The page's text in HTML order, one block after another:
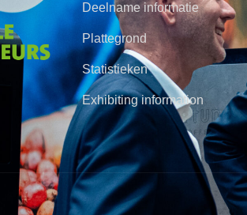
Deelname informatie
Plattegrond
Statistieken
Exhibiting information